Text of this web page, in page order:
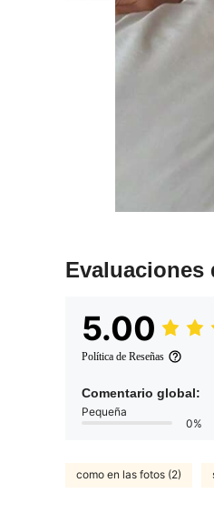
Evaluaciones
5.00
Política de Reseñas
Comentario global:
Pequeña
0%
como en las fotos (2)